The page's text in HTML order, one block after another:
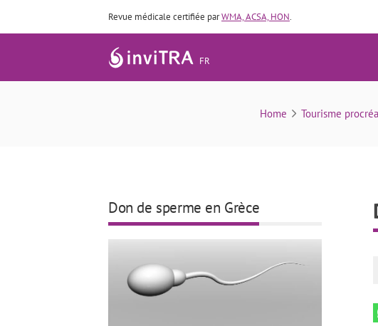
Revue médicale certifiée parWMA, ACSA, HON.
FR
Home Tourisme
Don de sperme en Grèce